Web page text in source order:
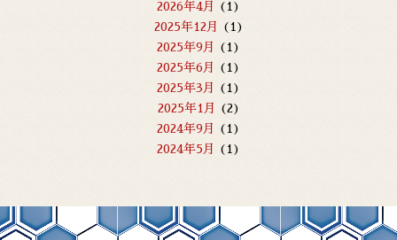
2026年4月
(1)
2025年12月
(1)
2025年9月
(1)
2025年6月
(1)
2025年3月
(1)
2025年1月
(2)
2024年9月
(1)
2024年5月
(1)
2023年4月(1)
2023年2月(1)